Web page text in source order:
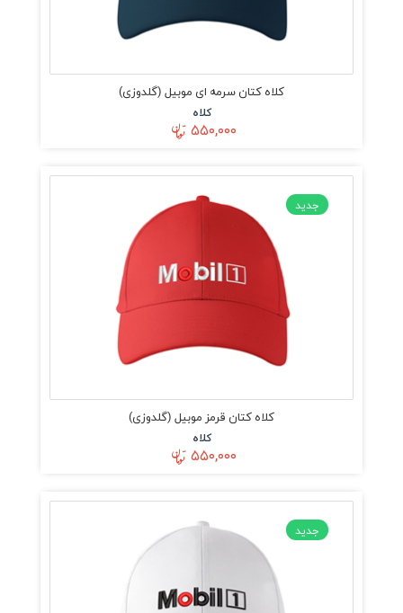
کلاه کتان سرمه ای موبیل (گلدوزی)
کلاه
۵۵۰,۰۰۰
جدید
کلاه کتان قرمز موبیل (گلدوزی)
کلاه
۵۵۰,۰۰۰
جدید